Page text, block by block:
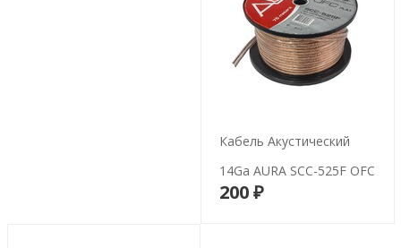
Кабель Акустический
14Ga AURA SCC-525F OFC
200 ₽В корзину